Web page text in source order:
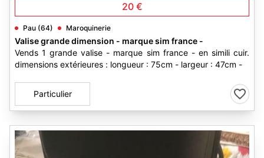
20 €
Pau (64) Maroquinerie
Valise grande dimension - marque sim france -
Vends 1 grande valise - marque sim france - en simili cuir.
dimensions extérieures : longueur : 75cm - largeur : 47cm -
Particulier